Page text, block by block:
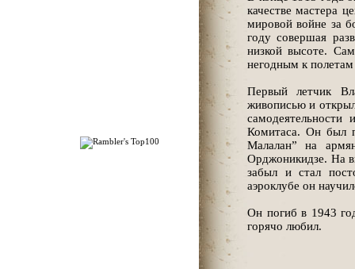
качестве мастера
мировой войне за
году совершая
низкой высоте.
негодным к
Первый летчик
живописью и
самодеятельности
Комитаса. Он был
Малалан” на
Орджоникидзе. На
забыл и стал
аэроклубе он
Он погиб в 1943
горячо любил.